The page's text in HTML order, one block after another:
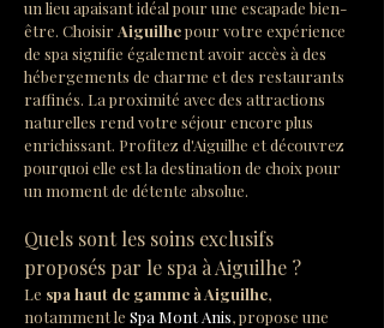
un lieu apaisant idéal pour une escapade bien-
être. Choisir Aiguilhe pour votre expérience
de spa signifie également avoir accès à des
hébergements de charme et des restaurants
raffinés. La proximité avec des attractions
naturelles rend votre séjour encore plus
enrichissant. Profitez d'Aiguilhe et découvrez
pourquoi elle est la destination de choix pour
un moment de détente absolue.
Quels sont les soins exclusifs
proposés par le spa à Aiguilhe ?
Le spa haut de gamme à Aiguilhe,
notamment le Spa Mont Anis, propose une